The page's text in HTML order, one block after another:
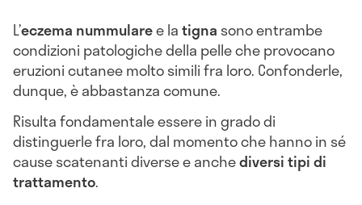
L’eczema nummularee latigna sono entrambe
condizioni patologiche della pelle che provocano
eruzioni cutanee molto simili fra loro. Confonderle,
dunque, è abbastanza comune.
Risulta fondamentale essere in grado di
distinguerle fra loro, dal momento che hanno in sé
cause scatenanti diverse e anchediversi tipi di
trattamento.